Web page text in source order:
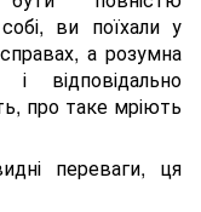
ви поїхали у
а розумна
відповідально
про таке мріють
переваги, ця